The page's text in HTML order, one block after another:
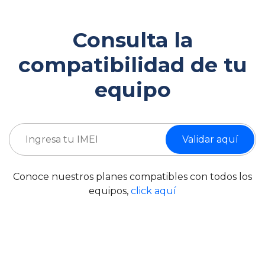
Consulta la
compatibilidad de tu
equipo
Validar aquí
Conoce nuestros planes compatibles con todos los
equipos, click aquí